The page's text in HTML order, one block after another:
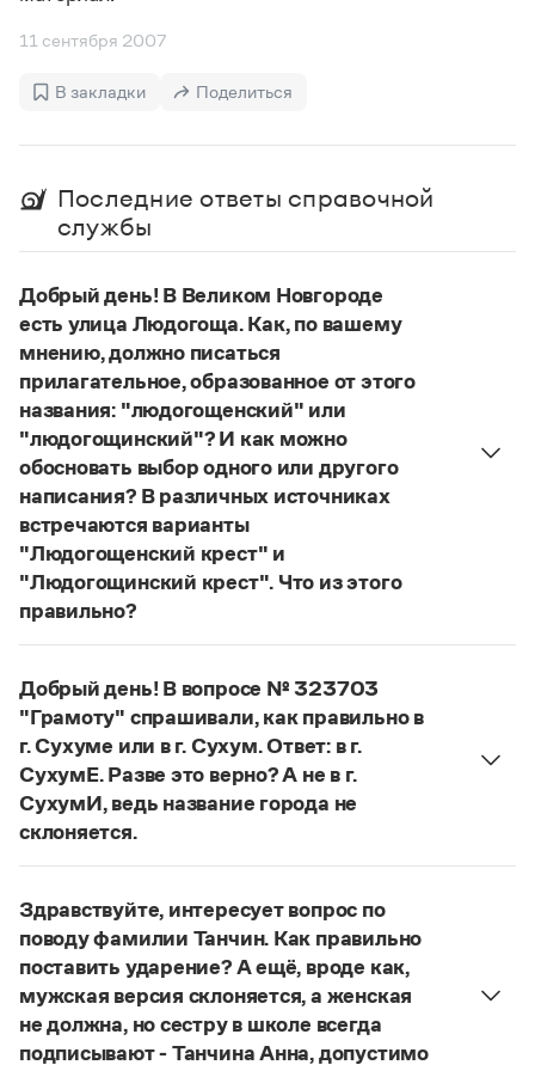
Русский язык. Краткий теоретический курс
для школьников
Письмовник
Словарь-справочник трудностей
Справочник по фразеологии
Азбучные истины
Словарь-справочник непростые слова
Все справочники портала
Журнал
Новости и события
Статьи
Монологи
Интервью
Лекции и подкасты
Рекомендуем
Учебник Грамоты
Правила русского языка: от азов до тонкостей
Интерактивные упражнения: от простого к сложному
Скороговорки
Издательство
Словари
Научпоп
Учебники и справочники
Все книги
Управление в русском языке
Словарь русских имён
Правила русской орфографии и пунктуации
(1956)
11 сентября 2007
В закладки Поделиться
Последние ответы справочной
службы
Добрый день! В Великом Новгороде
есть улица Людогоща. Как, по вашему
мнению, должно писаться
прилагательное, образованное от этого
названия: "людогощенский" или
"людогощинский"? И как можно
обосновать выбор одного или другого
написания? В различных источниках
встречаются варианты
"Людогощенский крест" и
"Людогощинский крест". Что из этого
правильно?
Есть орфографическое правило:
географических названий на -а(-я), пишется
суффикс -
инск-. Правильно:Людогоща—
людогощинский . Ср.:Балашиха —балашихинский
Ельня— ельнинский,Истра— истринский
Находка—находкинский ,Охта—
Ялта—ялтинский
Добрый день! В вопросе № 323703
"Грамоту" спрашивали, как правильно в
г. Сухуме или в г. Сухум. Ответ: в г.
СухумЕ. Разве это верно? А не в г.
СухумИ, ведь название города не
склоняется.
Если название используется в формеСухум, оно
в г. Сухуме. Если название используется в форме
Сухуми , оно не склоняется. Вопрос о форме
названия выходит далеко за рамки лингвистики
(выбор той или иной формы может быть
средством выражения тех или иных
политических взглядов), но нормативные словари
Здравствуйте, интересует вопрос по
поводу фамилии Танчин. Как правильно
поставить ударение? А ещё, вроде как,
мужская версия склоняется, а женская
не должна, но сестру в школе всегда
подписывают - Танчина Анна, допустимо